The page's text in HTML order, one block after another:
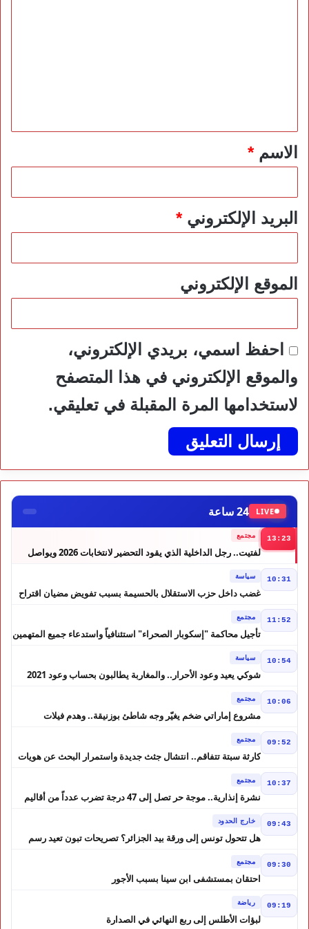
*الاسم*
البريد الإلكتروني*
الموقع الإلكتروني
احفظ اسمي، بريدي الإلكتروني،
والموقع الإلكتروني في هذا المتصفح
لاستخدامها المرة المقبلة في تعليقي.
LIVE 24 ساعة
13:23 مجتمع
لفتيت.. رجل الداخلية الذي يقود التحضير لانتخابات 2026 ويواصل
10:31 سياسة
غضب داخل حزب الاستقلال بالحسيمة بسبب تفويض مضيان اقتراح
11:52 مجتمع
تأجيل محاكمة "إسكوبار الصحراء" استئنافياً واستدعاء جميع المتهمين
10:54 سياسة
شوكي يعيد وعود الأحرار.. والمغاربة يطالبون بحساب وعود 2021
10:06 مجتمع
مشروع إماراتي ضخم يغيّر وجه شاطئ بوزنيقة.. وهدم فيلات
09:52 مجتمع
كارثة سبتة تتفاقم.. انتشال جثث جديدة واستمرار البحث عن هويات
10:37 مجتمع
نشرة إنذارية.. موجة حر تصل إلى 47 درجة تضرب عدداً من أقاليم
09:43 خارج الحدود
هل تتحول تونس إلى ورقة بيد الجزائر؟ تصريحات تبون تعيد رسم
09:30 مجتمع
احتقان بمستشفى ابن سينا بسبب الأجور
09:19 رياضة
لبؤات الأطلس إلى ربع النهائي في الصدارة